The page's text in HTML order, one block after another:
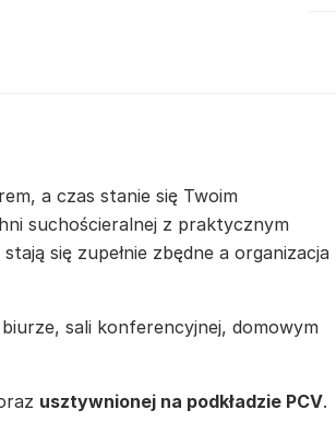
a czas stanie się Twoim
suchościeralnej z praktycznym
się zupełnie zbędne a organizacja
sali konferencyjnej, domowym
usztywnionej na podkładzie PCV.